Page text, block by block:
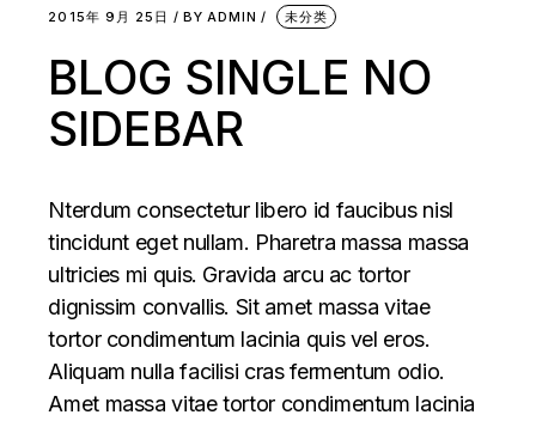
2015年 9月 25日 BY ADMIN 未分类
BLOG SINGLE NO
SIDEBAR
Nterdum consectetur libero id faucibus nisl
tincidunt eget nullam. Pharetra massa massa
ultricies mi quis. Gravida arcu ac tortor
dignissim convallis. Sit amet massa vitae
tortor condimentum lacinia quis vel eros.
Aliquam nulla facilisi cras fermentum odio.
Amet massa vitae tortor condimentum lacinia